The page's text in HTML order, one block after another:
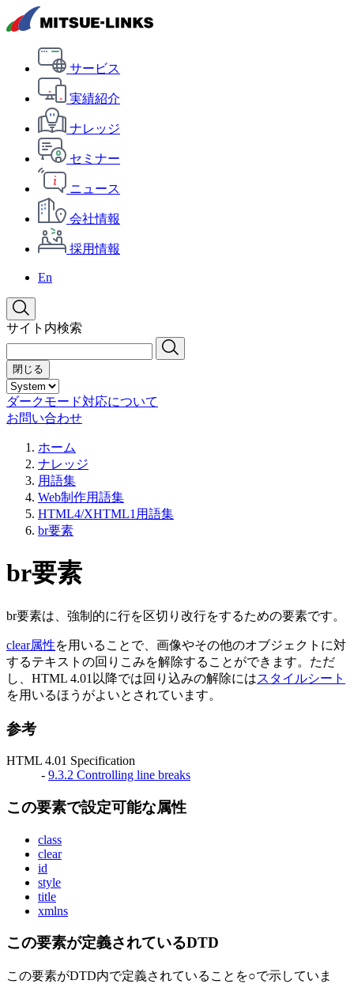
サービス
実績紹介
ナレッジ
セミナー
ニュース
会社情報
採用情報
En
サイト内検索
閉じる
ダークモード対応について
お問い合わせ
ホーム
ナレッジ
用語集
Web制作用語集
HTML4/XHTML1用語集
br要素
br要素
br要素は、強制的に行を区切り改行をするための要素です。
clear属性を用いることで、画像やその他のオブジェクトに対
するテキストの回りこみを解除することができます。ただ
し、HTML 4.01以降では回り込みの解除にはスタイルシート
を用いるほうがよいとされています。
参考
HTML 4.01 Specification
- 9.3.2 Controlling line breaks
この要素で設定可能な属性
class
clear
id
style
title
xmlns
この要素が定義されているDTD
この要素がDTD内で定義されていることを○で示していま